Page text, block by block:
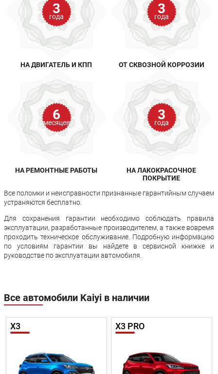
3
года
НА ДВИГАТЕЛЬ И КПП
3
года
ОТ СКВОЗНОЙ КОРРОЗИИ
6
месяцев
НА РЕМОНТНЫЕ РАБОТЫ
3
года
НА ЛАКОКРАСОЧНОЕ
ПОКРЫТИЕ
Все поломки и неисправности признанные гарантийным случаем
устраняются бесплатно.
Для сохранения гарантии необходимо соблюдать правила
эксплуатации, разработанные производителем, а также вовремя
проходить техническое обслуживание. Подробную информацию
по условиям гарантии вы найдете в сервисной книжке и
руководстве по эксплуатации автомобиля.
Все автомобили Kaiyi в наличии
X3 X3 PRO